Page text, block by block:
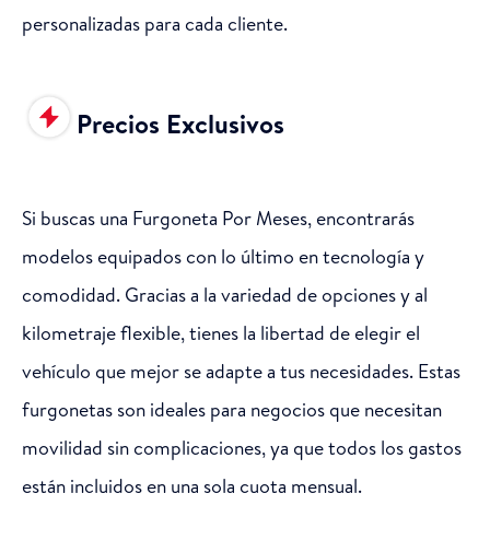
personalizadas para cada cliente.
Precios Exclusivos
Si buscas una Furgoneta Por Meses, encontrarás
modelos equipados con lo último en tecnología y
comodidad. Gracias a la variedad de opciones y al
kilometraje flexible, tienes la libertad de elegir el
vehículo que mejor se adapte a tus necesidades. Estas
furgonetas son ideales para negocios que necesitan
movilidad sin complicaciones, ya que todos los gastos
están incluidos en una sola cuota mensual.